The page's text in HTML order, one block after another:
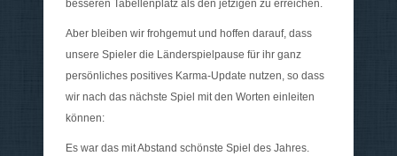
besseren Tabellenplatz als den jetzigen zu erreichen.
Aber bleiben wir frohgemut und hoffen darauf, dass
unsere Spieler die Länderspielpause für ihr ganz
persönliches positives Karma-Update nutzen, so dass
wir nach das nächste Spiel mit den Worten einleiten
können:
Es war das mit Abstand schönste Spiel des Jahres.